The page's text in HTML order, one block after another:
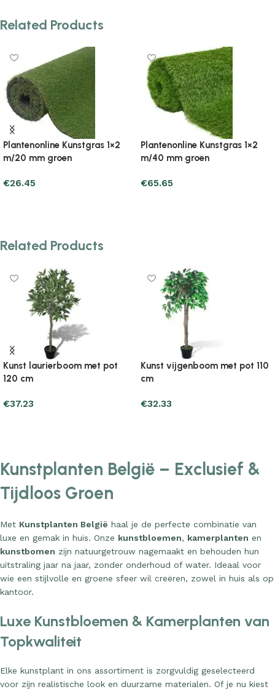
Related Products
Kunstgras 1×2
mm groen
Plantenonline Kunstgras 1×5
m/20 mm groen
65.65
Related Products
Kunst laurierboom met pot
120 cm
€37.23
Kunst vijgenboom met pot 110
cm
€32.33
Kunstplanten België – Exclusief &
Tijdloos Groen
Met Kunstplanten België haal je de perfecte combinatie van
luxe en gemak in huis. Onze kunstbloemen, kamerplanten en
kunstbomen zijn natuurgetrouw nagemaakt en behouden hun
uitstraling jaar na jaar, zonder onderhoud of water. Ideaal voor
wie een stijlvolle en groene sfeer wil creëren, zowel in huis als op
kantoor.
Luxe Kunstbloemen & Kamerplanten van
Topkwaliteit
Elke kunstplant in ons assortiment is zorgvuldig geselecteerd
voor zijn realistische look en duurzame materialen. Of je nu kiest